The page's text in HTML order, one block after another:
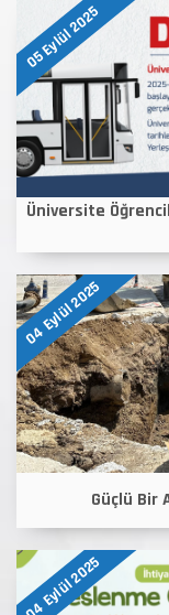
05 Eylül 2025
Üniversite
04 Eylül 2025
Güçlü Bir
04 Eylül 2025